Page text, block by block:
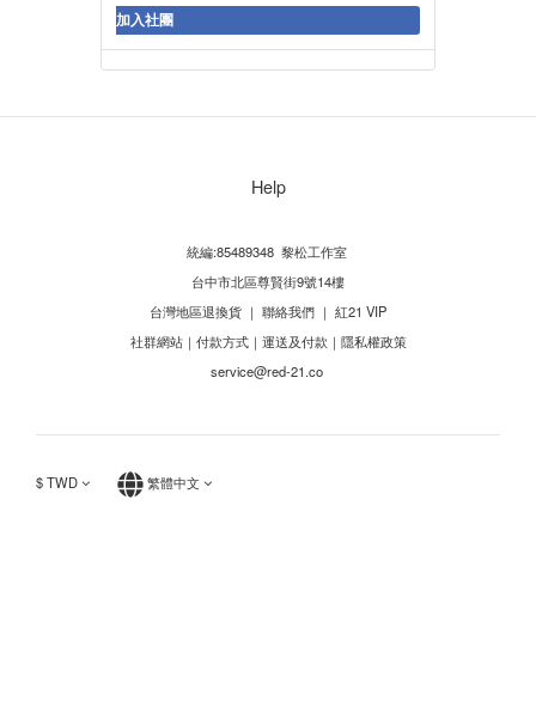
加入社團
Help
統編:85489348 黎松工作室
台中市北區尊賢街9號14樓
台灣地區退換貨 ｜ 聯絡我們 ｜ 紅21 VIP
社群網站｜ 付款方式｜ 運送及付款 ｜ 隱私權政策
service@red-21.co
$TWD 繁體中文